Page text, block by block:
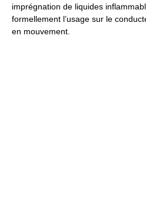
imprégnation de liquides
formellement l’usage sur le
en mouvement.